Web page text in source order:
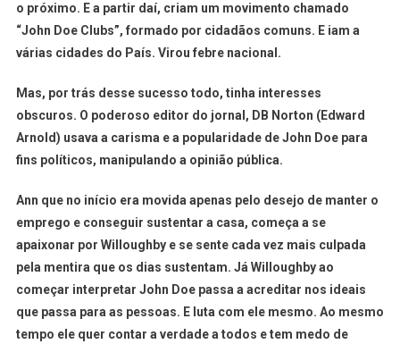
o próximo. E a partir daí, criam um movimento chamado
“John Doe Clubs”, formado por cidadãos comuns. E iam a
várias cidades do País. Virou febre nacional.
Mas, por trás desse sucesso todo, tinha interesses
obscuros. O poderoso editor do jornal, DB Norton (Edward
Arnold) usava a carisma e a popularidade de John Doe para
fins políticos, manipulando a opinião pública.
Ann que no início era movida apenas pelo desejo de manter o
emprego e conseguir sustentar a casa, começa a se
apaixonar por Willoughby e se sente cada vez mais culpada
pela mentira que os dias sustentam. Já Willoughby ao
começar interpretar John Doe passa a acreditar nos ideais
que passa para as pessoas. E luta com ele mesmo. Ao mesmo
tempo ele quer contar a verdade a todos e tem medo de